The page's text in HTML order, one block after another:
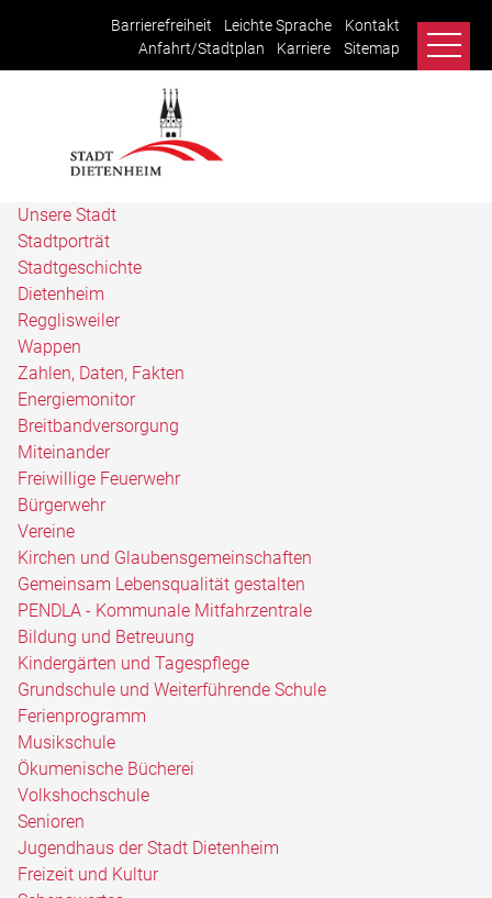
Barrierefreiheit Leichte Sprache
Kontakt
Anfahrt/Stadtplan
Karriere Sitemap
Unsere Stadt
Stadtporträt
Stadtgeschichte
Dietenheim
Regglisweiler
Wappen
Zahlen, Daten, Fakten
Energiemonitor
Breitbandversorgung
Miteinander
Freiwillige Feuerwehr
Bürgerwehr
Vereine
Kirchen und Glaubensgemeinschaften
Gemeinsam Lebensqualität gestalten
PENDLA - Kommunale Mitfahrzentrale
Bildung und Betreuung
Kindergärten und Tagespflege
Grundschule und Weiterführende Schule
Ferienprogramm
Musikschule
Ökumenische Bücherei
Volkshochschule
Senioren
Jugendhaus der Stadt Dietenheim
Freizeit und Kultur